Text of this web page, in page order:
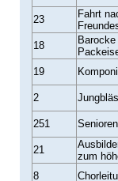
23
Fahrt
18
19
2
251
21
zum
8